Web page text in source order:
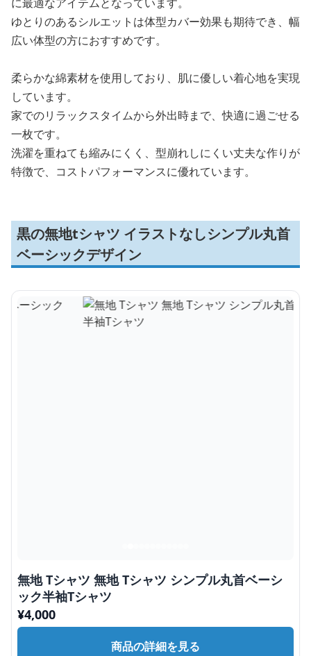
ゆとりのあるシルエットは体型カバー効果も期待でき、幅
広い体型の方におすすめです。
柔らかな綿素材を使用しており、肌に優しい着心地を実現
しています。
家でのリラックスタイムから外出時まで、快適に過ごせる
一枚です。
洗濯を重ねても縮みにくく、型崩れしにくい丈夫な作りが
特徴で、コストパフォーマンスに優れています。
黒の無地tシャツ イラストなしシンプル丸首
ベーシックデザイン
無地 Tシャツ 無地 Tシャツ シンプル丸首ベーシ
ック半袖Tシャツ
¥4,000
商品の詳細を見る